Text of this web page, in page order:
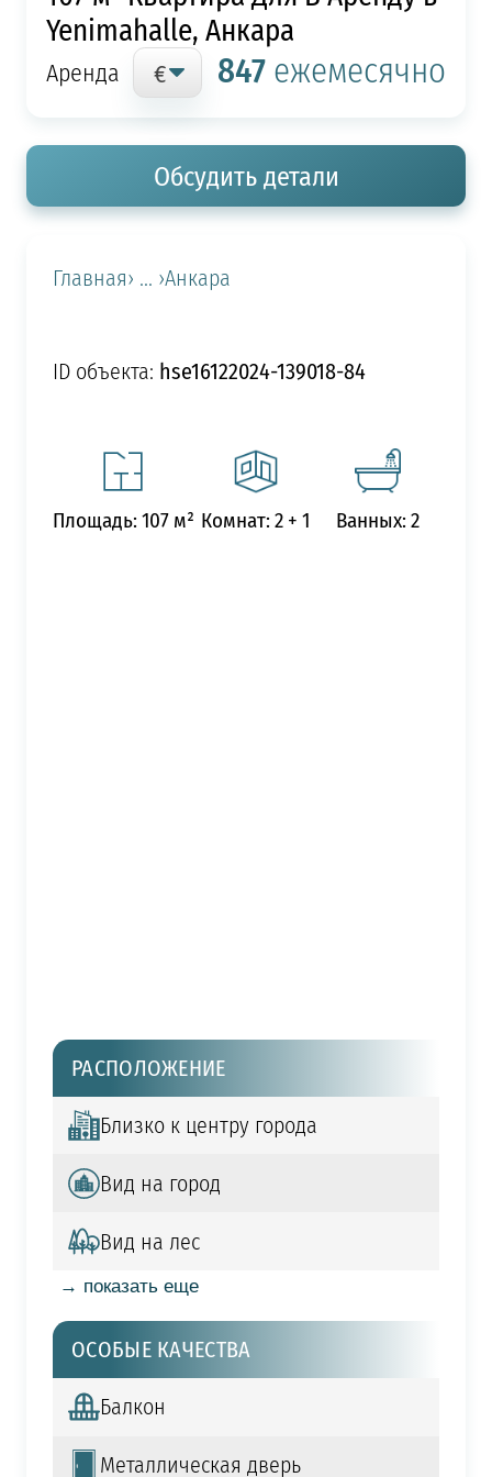
Yenimahalle, Анкара
Аренда 847ежемесячно
Обсудить детали
Главная› ... ›Анкара
ID объекта: hse16122024-139018-84
Площадь: 107 м² Комнат: 2 + 1 Ванных: 2
РАСПОЛОЖЕНИЕ
Близко к центру города
Вид на город
Вид на лес
→ показать еще
ОСОБЫЕ КАЧЕСТВА
Балкон
Металлическая дверь